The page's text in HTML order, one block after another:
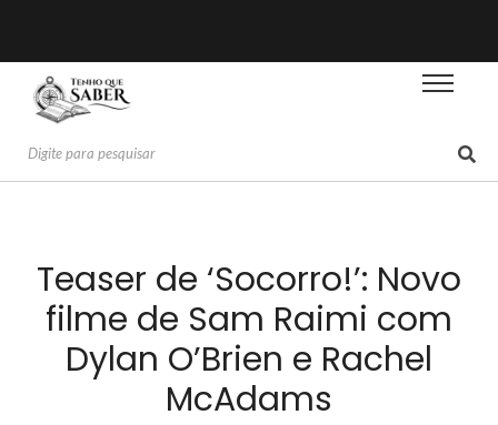
Teaser de ‘Socorro!’: Novo
filme de Sam Raimi com
Dylan O’Brien e Rachel
McAdams